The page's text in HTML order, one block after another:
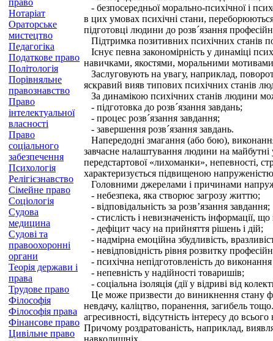
право
Нотаріат
Ораторське
мистецтво
Педагогіка
Податкове право
Політологія
Порівняльне
правознавство
Право
інтелектуальної
власності
Право
соціального
забезпечення
Психологія
Релігієзнавство
Сімейне право
Соціологія
Судова
медицина
Судові та
правоохоронні
органи
Теорія держави і
права
Трудове право
Філософія
Філософія права
Фінансове право
Цивільне право
- безпосередньої морально-психічної і
в цих умовах психічні стани,
підготовці людини до розв´язання
Підтримка позитивних психічних станів
Існує певна закономірність у динаміці
навичками, якостями, моральними мотивами
Заслуговують на увагу, наприклад,
яскравий вияв типових психічних станів
За динамікою психічних станів людини
- підготовка до розв´язання завдань;
- процес розв´язання завдання;
- завершення розв´язання завдань.
Напередодні змагання (або бою),
завчасне налаштування людини на майбутні
передстартової «лихоманки», непевності,
характеризується підвищеною
Головними джерелами і причинами
- небезпека, яка створює загрозу життю;
- відповідальність за розв’язання завдання;
- стислість і невизначеність інформації,
- дефіцит часу на прийняття рішень і дій;
- надмірна емоційна збудливість,
- невідповідність рівня розвитку
- психічна непідготовленість до
- непевність у надійності товаришів;
- соціальна ізоляція (дії у відриві від
Це може призвести до виникнення стану
невдачу, каліцтво, поранення, загибель
агресивності, відсутність інтересу до
Причому роздратованість, наприклад,
навколишніх.